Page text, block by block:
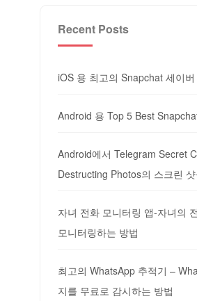
Recent Posts
iOS 용 최고의 Snapchat 세이
Android 용 Top 5 Best
Android에서 Telegram Secret
Destructing Photos의 스크린
자녀 전화 모니터링 앱-자녀의
모니터링하는 방법
최고의 WhatsApp 추적기 –
지를 무료로 감시하는 방법